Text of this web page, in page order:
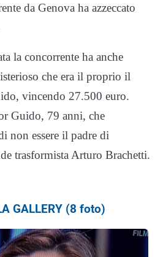
da Genova ha azzeccato
la concorrente ha anche
che era il proprio il
vincendo 27.500 euro.
Guido, 79 anni, che
non essere il padre di
trasformista Arturo Brachetti.
GALLERY (8 foto)